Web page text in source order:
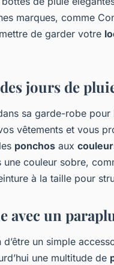
marques, comme
de garder votre
jours de
sa garde-robe pour
vêtements et vous
ponchos aux
une couleur sobre,
à la taille pour
avec un
d’être un simple
une multitude de